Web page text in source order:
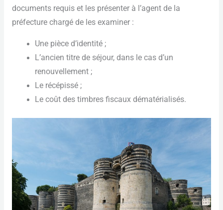
documents requis et les présenter à l’agent de la
préfecture chargé de les examiner :
Une pièce d’identité ;
L’ancien titre de séjour, dans le cas d’un
renouvellement ;
Le récépissé ;
Le coût des timbres fiscaux dématérialisés.